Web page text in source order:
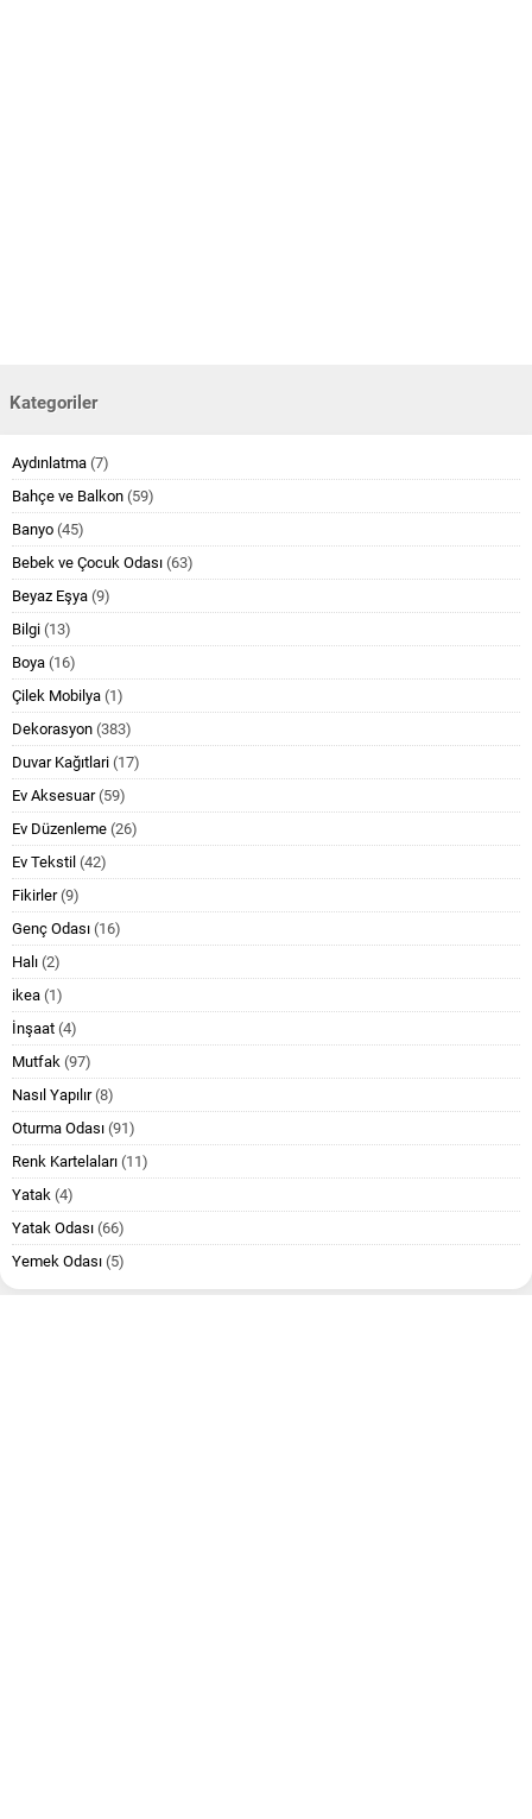
Kategoriler
Aydınlatma (7)
Bahçe ve Balkon (59)
Banyo (45)
Bebek ve Çocuk Odası (63)
Beyaz Eşya (9)
Bilgi (13)
Boya (16)
Çilek Mobilya (1)
Dekorasyon (383)
Duvar Kağıtlari (17)
Ev Aksesuar(59)
Ev Düzenleme (26)
Ev Tekstil (42)
Fikirler(9)
Genç Odası (16)
Halı (2)
ikea (1)
İnşaat (4)
Mutfak (97)
Nasıl Yapılır(8)
Oturma Odası (91)
Renk Kartelaları (11)
Yatak (4)
Yatak Odası (66)
Yemek Odası (5)